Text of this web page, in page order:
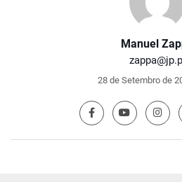
Manuel
28 de Setembro de